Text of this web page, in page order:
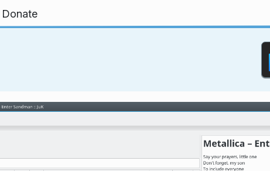
Donate